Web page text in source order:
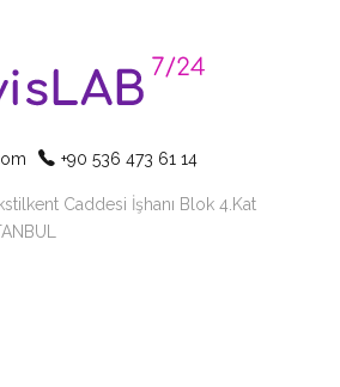
+90 536 473 61 14
Caddesi İşhanı Blok 4.Kat